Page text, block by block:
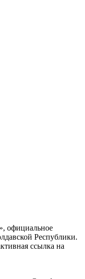
официальное
Республики.
ссылка на